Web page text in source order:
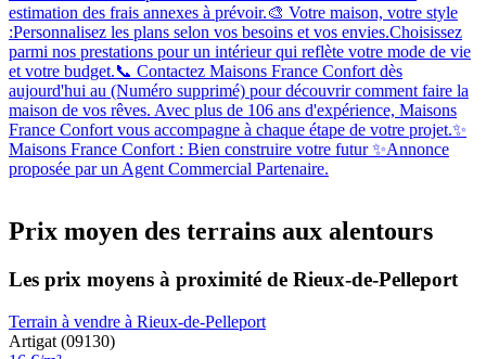
estimation des frais annexes à prévoir.🎨 Votre maison, votre style
:Personnalisez les plans selon vos besoins et vos envies.Choisissez
parmi nos prestations pour un intérieur qui reflète votre mode de vie
et votre budget.📞 Contactez Maisons France Confort dès
aujourd'hui au (Numéro supprimé) pour découvrir comment faire la
maison de vos rêves. Avec plus de 106 ans d'expérience, Maisons
France Confort vous accompagne à chaque étape de votre projet.✨
Maisons France Confort : Bien construire votre futur ✨Annonce
proposée par un Agent Commercial Partenaire.
Prix moyen des terrains aux alentours
Les prix moyens à proximité de Rieux-de-Pelleport
Terrain à vendre à Rieux-de-Pelleport
Artigat (09130)